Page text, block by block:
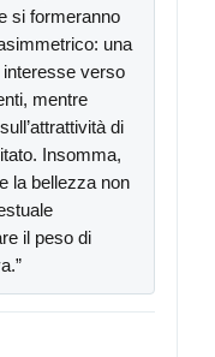
si formeranno
una
interesse verso
mentre
di
Insomma,
la bellezza non
il peso di